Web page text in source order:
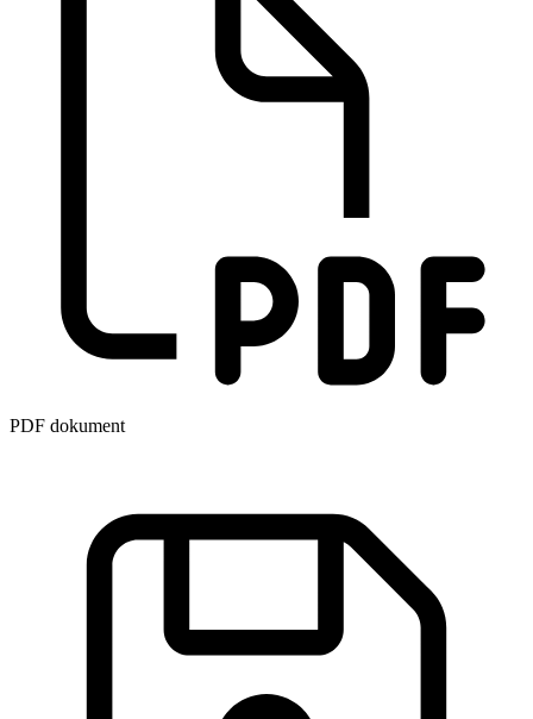
PDF dokument